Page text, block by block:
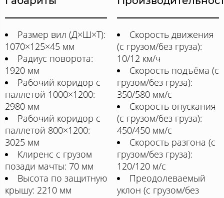
Размер вил (Д×Ш×Т):
1070×125×45 мм
Радиус поворота:
1920 мм
Рабочий коридор с
паллетой 1000×1200:
2980 мм
Рабочий коридор с
паллетой 800×1200:
3025 мм
Клиренс с грузом
позади мачты: 70 мм
Высота по защитную
крышу: 2210 мм
Скорость движения
(с грузом/без груза):
10/12 км/ч
Скорость подъёма (с
грузом/без груза):
350/580 мм/с
Скорость опускания
(с грузом/без груза):
450/450 мм/с
Скорость разгона (с
грузом/без груза):
120/120 м/с
Преодолеваемый
уклон (с грузом/без